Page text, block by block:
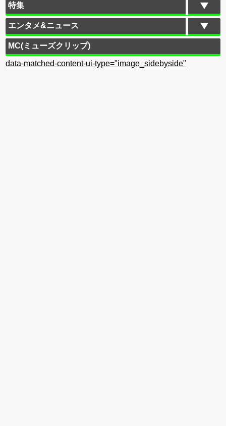
特集
エンタメ&ニュース
MC(ミューズクリップ)
data-matched-content-ui-type="image_sidebyside"